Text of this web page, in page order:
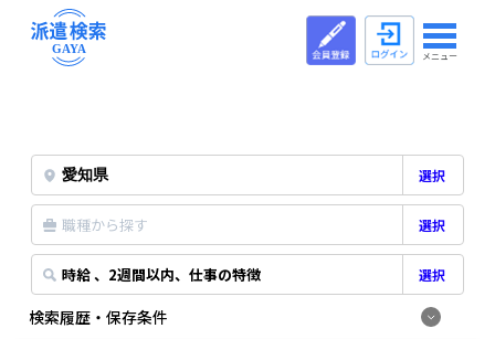
メニュー
選択
職種から探す 選択
時給 、2週間以内、仕事の特徴 選択
検索履歴・保存条件